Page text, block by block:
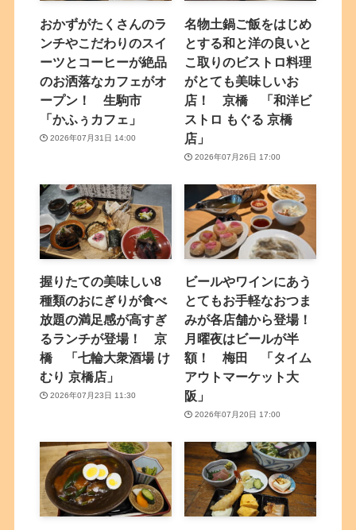
おかずがたくさんのラ
ンチやこだわりのスイ
ーツとコーヒーが絶品
のお洒落なカフェがオ
ープン！ 生駒市
「かふぅカフェ」
2026年07月31日 14:00
名物土鍋ご飯をはじめ
とする和と洋の良いと
こ取りのビストロ料理
がとても美味しいお
店！ 京橋 「和洋ビ
ストロ もぐる 京橋
店」
2026年07月26日 17:00
握りたての美味しい8
種類のおにぎりが食べ
放題の満足感が高すぎ
るランチが登場！ 京
橋 「七輪大衆酒場 け
むり 京橋店」
2026年07月23日 11:30
ビールやワインにあう
とてもお手軽なおつま
みが各店舗から登場！
月曜夜はビールが半
額！ 梅田 「タイム
アウトマーケット大
阪」
2026年07月20日 17:00